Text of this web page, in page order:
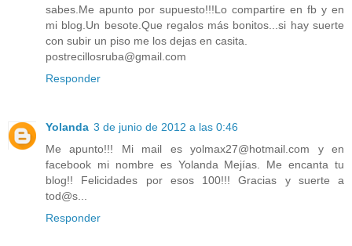
sabes.Me apunto por supuesto!!!Lo compartire en fb y en
mi blog.Un besote.Que regalos más bonitos...si hay suerte
con subir un piso me los dejas en casita.
postrecillosruba@gmail.com
Responder
Yolanda 3 de junio de 2012 a las 0:46
Me apunto!!! Mi mail es yolmax27@hotmail.com y en
facebook mi nombre es Yolanda Mejías. Me encanta tu
blog!! Felicidades por esos 100!!! Gracias y suerte a
tod@s...
Responder